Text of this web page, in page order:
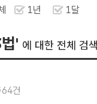
1년 1달
' 에 대한 전체 검
건